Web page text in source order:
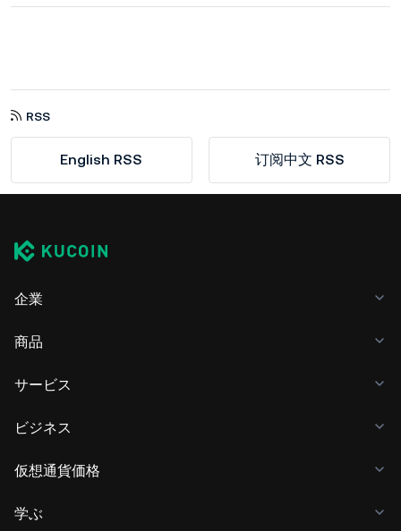
RSS
English RSS 订阅中文 RSS
企業
商品
サービス
ビジネス
仮想通貨価格
学ぶ